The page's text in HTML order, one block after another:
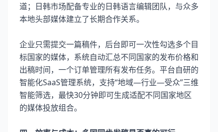
道；日韩市场配备专业的日韩语言编辑团队，与众多
本地头部媒体建立了长期合作关系。
企业只需提交一篇稿件，后台即可一次性勾选多个目
标国家的媒体，系统自动汇总不同国家的发布价格和
出稿时间，一个订单管理所有发布任务。平台自研的
智能化SaaS管理系统，支持“地域—行业—受众”三维
智能筛选，最快30分钟即可生成适配不同国家地区
的媒体投放组合。